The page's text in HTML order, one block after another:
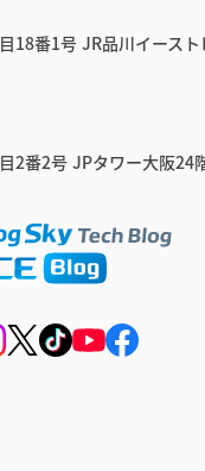
18番1号 JR品川イース
2番2号 JPタワー大阪24